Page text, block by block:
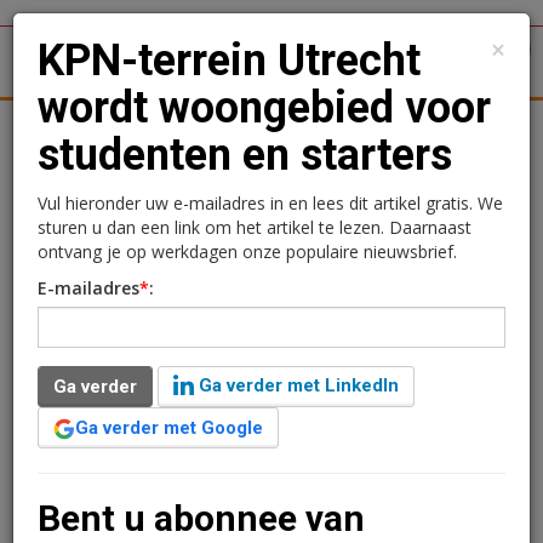
Woningmarkt Kantoren
KPN-terrein Utrecht wordt
woongebied voor
studenten en starters
Ramon Holle
2 mei 2017 om 10:11
9 jaar geleden aangepast
3 minuten leestijd
Deze maand start Stichting Studenten Huisvesting met
hier circa 750 kamers en studio’s voor studenten en
×
KPN-terrein Utrecht
wordt woongebied voor
studenten en starters
Vul hieronder uw e-mailadres in en lees dit artikel gratis. We
sturen u dan een link om het artikel te lezen. Daarnaast
ontvang je op werkdagen onze populaire nieuwsbrief.
E-mailadres*:
Ga verder
Ga verder met LinkedIn
Ga verder met Google
Bent u abonnee van